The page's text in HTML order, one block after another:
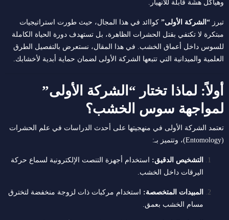
وهياكل هشّة قابلة للانهيار.
تبرز “الشركة الأولى” كواائد في هذا المجال، حيث طورت استراتيجيات
مبتكرة لا تكتفي بقتل الحشرات الظاهرة، بل تستهدف دورة الحياة الكاملة
للسوس داخل أعماق الخشب. في هذا المقال، نستعرض بالتفصيل الطرق
العلمية والميدانية التي تتبعها الشركة الأولى لضمان حماية أبدية لأخشابك.
أولاً: لماذا تختار “الشركة الأولى”
لمواجهة سوس الخشب؟
تعتمد الشركة الأولى في منهجيتها على أحدث الدراسات في علم الحشرات
(Entomology)، وتتميز بـ:
التشخيص الدقيق: استخدام أجهزة التنصت الإلكترونية لسماع حركة
اليرقات داخل الخشب.
المبيدات المتخصصة: استخدام مركبات ذات لزوجة منخفضة لتخترق
مسام الخشب بعمق.